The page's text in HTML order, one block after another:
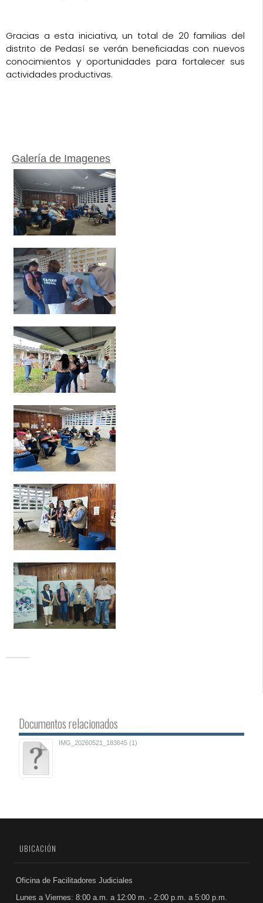
Gracias a esta iniciativa, un total de 20 familias del
distrito de Pedasí se verán beneficiadas con nuevos
conocimientos y oportunidades para fortalecer sus
actividades productivas.
Galería de Imagenes
Documentos relacionados
IMG_20260521_183645 (1)
UBICACIÓN
Oficina de Facilitadores Judiciales
Lunes a Viernes: 8:00 a.m. a 12:00 m. - 2:00 p.m. a 5:00 p.m.